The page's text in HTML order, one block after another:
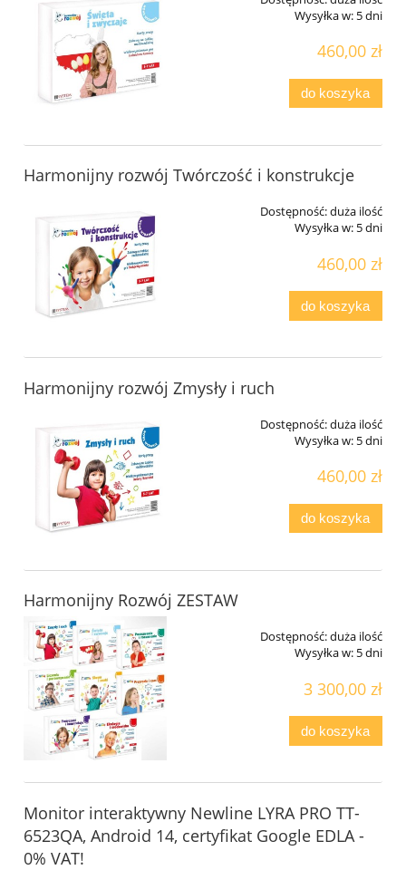
Wysyłka w: 5 dni
460,00 zł
do koszyka
Harmonijny rozwój Twórczość i konstrukcje
Dostępność:duża ilość
Wysyłka w: 5 dni
460,00 zł
do koszyka
Harmonijny rozwój Zmysły i ruch
Dostępność:duża ilość
Wysyłka w: 5 dni
460,00 zł
do koszyka
Harmonijny Rozwój ZESTAW
Dostępność:duża ilość
Wysyłka w: 5 dni
3 300,00 zł
do koszyka
Monitor interaktywny Newline LYRA PRO TT-
6523QA, Android 14, certyfikat Google EDLA -
0% VAT!